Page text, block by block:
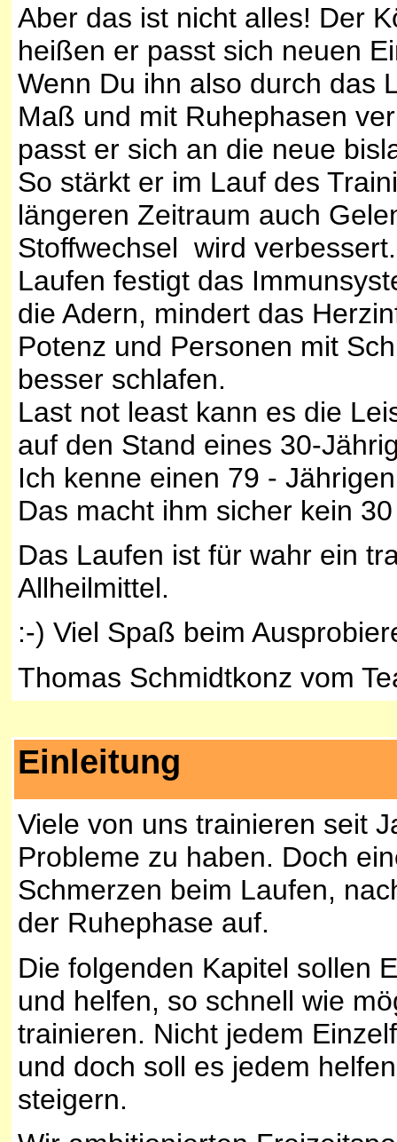
Aber das ist nicht alles! Der
heißen er passt sich neuen
Wenn Du ihn also durch das
Maß und mit Ruhephasen
passt er sich an die neue
So stärkt er im Lauf des
längeren Zeitraum auch
Stoffwechsel wird verbessert.
Laufen festigt das
die Adern, mindert das
Potenz und Personen mit
besser schlafen.
Last not least kann es die
auf den Stand eines 30-
Ich kenne einen 79 -
Das macht ihm sicher kein
Das Laufen ist für wahr ein
Allheilmittel.
:-) Viel Spaß beim
Thomas Schmidtkonz vom
Einleitung
Viele von uns trainieren seit
Probleme zu haben. Doch
Schmerzen beim Laufen,
der Ruhephase auf.
Die folgenden Kapitel sollen
und helfen, so schnell wie
trainieren. Nicht jedem
und doch soll es jedem
steigern.